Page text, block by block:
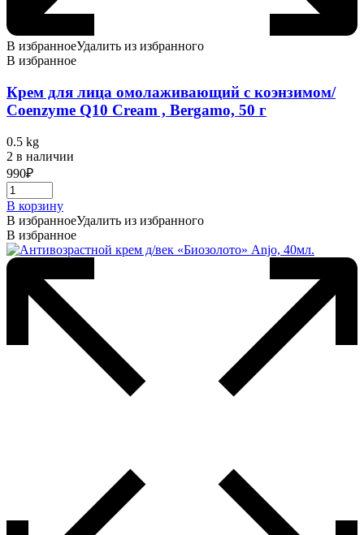
В избранноеУдалить из избранного
В избранное
Крем для лица омолаживающий с коэнзимом/
Coenzyme Q10 Cream , Bergamo, 50 г
0.5 kg
2 в наличии
990₽
В корзину
В избранноеУдалить из избранного
В избранное